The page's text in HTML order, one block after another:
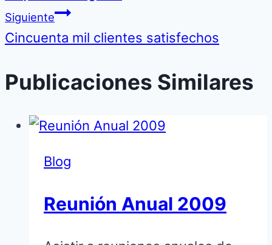
entradas
Siguiente
Cincuenta mil clientes satisfechos
Publicaciones Similares
Blog
Reunión Anual 2009